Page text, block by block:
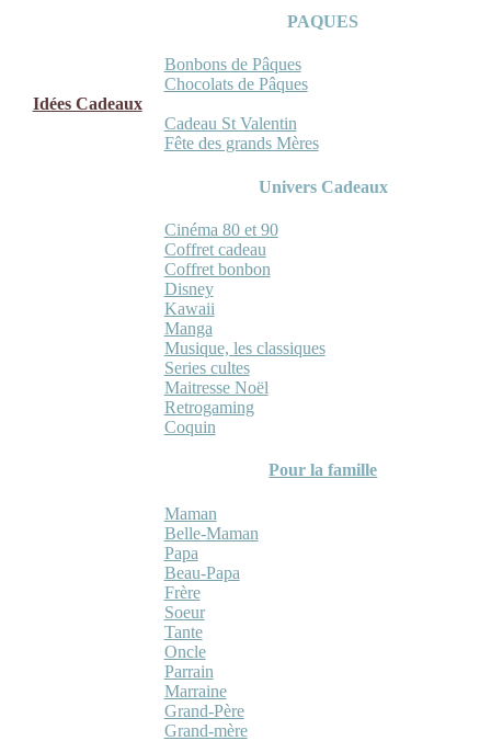
PAQUES
Bonbons de Pâques
Chocolats de Pâques
Idées Cadeaux
Cadeau St Valentin
Fête des grands Mères
Univers Cadeaux
Cinéma 80 et 90
Coffret cadeau
Coffret bonbon
Disney
Kawaii
Manga
Musique, les classiques
Series cultes
Maitresse Noël
Retrogaming
Coquin
Pour la famille
Maman
Belle-Maman
Papa
Beau-Papa
Frère
Soeur
Tante
Oncle
Parrain
Marraine
Grand-Père
Grand-mère